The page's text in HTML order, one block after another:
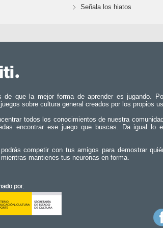
Señala los hiatos
de que la mejor forma de aprender es jugando.
sobre cultura general creados por los propios
todos los conocimientos de nuestra
encontrar ese juego que buscas. Da igual lo
competir con tus amigos para demostrar
mantienes tus neuronas en forma.